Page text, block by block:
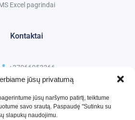
jūsų privatumą
jūsų naršymo patirtį, teiktume
savo srautą. Paspaudę "Sutinku su
slapukų naudojimu.
Excel pagrindai
Kontaktai
+37066053366